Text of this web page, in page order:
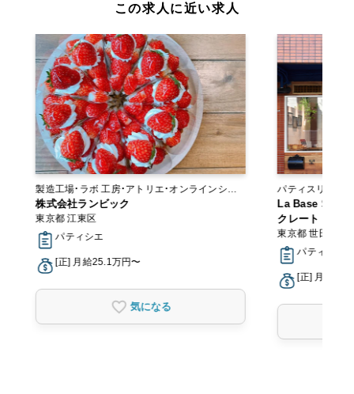
この求人に近い求人
製造工場・ラボ 工房・アトリエ・オンラインショ
ップ
株式会社ランビック
東京都 江東区
パティシエ
[正] 月給25.1万円〜
気になる
パティスリー・スイーツ
カリー
La Base
クレート ドウ
東京都 世田谷区
パティシエ
[正] 月給22